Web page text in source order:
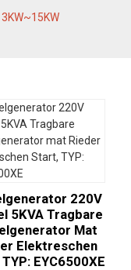
3KW~15KW
220V
5KVA Tragbare
Mat
Elektreschen
EYC6500XE